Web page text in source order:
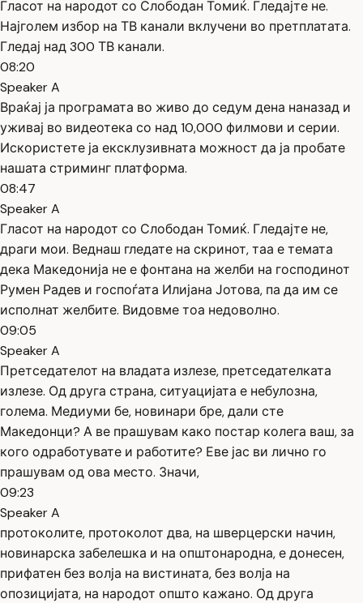
Гласот на народот со Слободан Томиќ. Гледајте не.
Најголем избор на ТВ канали вклучени во претплатата.
Гледај над 300 ТВ канали.
08:20
Speaker A
Враќај ја програмата во живо до седум дена наназад и
уживај во видеотека со над 10,000 филмови и серии.
Искористете ја ексклузивната можност да ја пробате
нашата стриминг платформа.
08:47
Speaker A
Гласот на народот со Слободан Томиќ. Гледајте не,
драги мои. Веднаш гледате на скринот, таа е темата
дека Македонија не е фонтана на желби на господинот
Румен Радев и госпоѓата Илијана Јотова, па да им се
исполнат желбите. Видовме тоа недоволно.
09:05
Speaker A
Претседателот на владата излезе, претседателката
излезе. Од друга страна, ситуацијата е небулозна,
голема. Медиуми бе, новинари бре, дали сте
Македонци? А ве прашувам како постар колега ваш, за
кого одработувате и работите? Еве јас ви лично го
прашувам од ова место. Значи,
09:23
Speaker A
протоколите, протоколот два, на шверцерски начин,
новинарска забелешка и на општонародна, е донесен,
прифатен без волја на вистината, без волја на
опозицијата, на народот општо кажано. Од друга